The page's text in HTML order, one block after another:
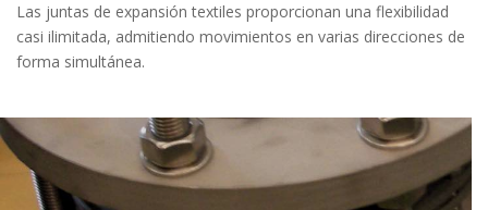
Las juntas de expansión textiles proporcionan una flexibilidad
casi ilimitada, admitiendo movimientos en varias direcciones de
forma simultánea.